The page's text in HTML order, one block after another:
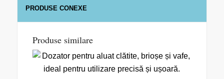
PRODUSE CONEXE
Produse similare